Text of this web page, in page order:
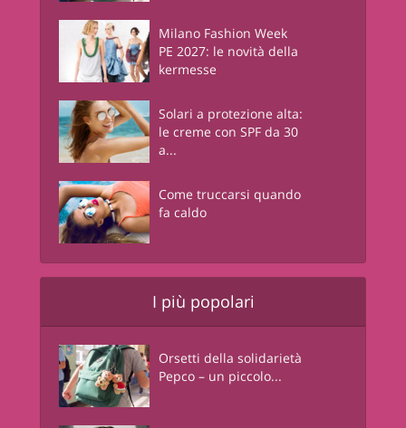
Milano Fashion Week
PE 2027: le novità della
kermesse
Solari a protezione alta:
le creme con SPF da 30
a...
Come truccarsi quando
fa caldo
I più popolari
Orsetti della solidarietà
Pepco – un piccolo...